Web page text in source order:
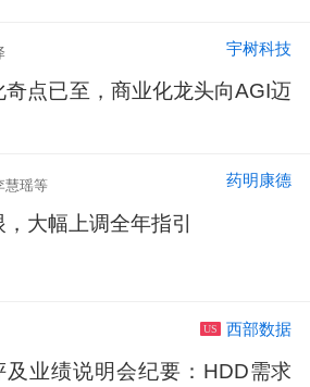
宇树科技
奇点已至，商业化龙头向AGI迈
慧瑶等 药明康德
大幅上调全年指引
US 西部数据
及业绩说明会纪要：HDD需求